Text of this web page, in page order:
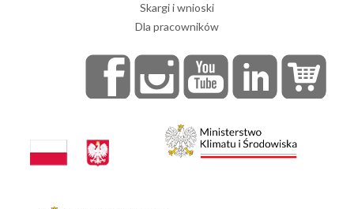
Skargi i wnioski
Dla pracowników